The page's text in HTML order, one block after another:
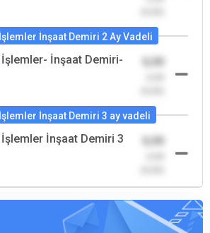
İnşaat Demiri 2 Ay Vadeli
İnşaat Demiri-
0,00
İnşaat Demiri 3 ay vadeli
İnşaat Demiri 3
0,00